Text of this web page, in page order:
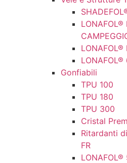
LONAFOL®
Gonfiabili
TPU 100
TPU 180
TPU 300
Cristal
Ritardanti
FR
LONAFOL®